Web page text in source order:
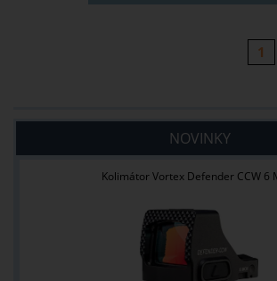
1
NOVINKY
Kolimátor Vortex Defender CCW 6